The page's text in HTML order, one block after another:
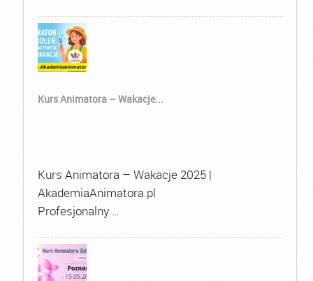
Kurs Animatora – Wakacje...
Kurs Animatora – Wakacje 2025 |
AkademiaAnimatora.pl
Profesjonalny …